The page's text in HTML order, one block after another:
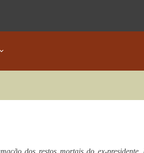
dos restos mortais do ex-presidente